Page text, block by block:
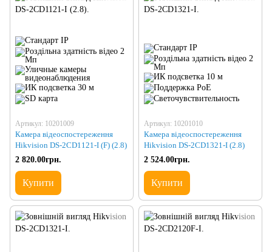
Артикул: 10201009
Камера відеоспостереження
Hikvision DS-2CD1121-I (F) (2.8)
2 820.00грн.
Купити
Артикул: 10201010
Камера відеоспостереження
Hikvision DS-2CD1321-I (2.8)
2 524.00грн.
Купити